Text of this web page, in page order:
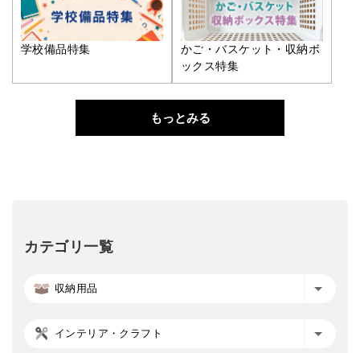
学校備品特集
かご・バスケット・収納ボ
ックス特集
もっとみる
カテゴリ一覧
収納用品
インテリア・クラフト